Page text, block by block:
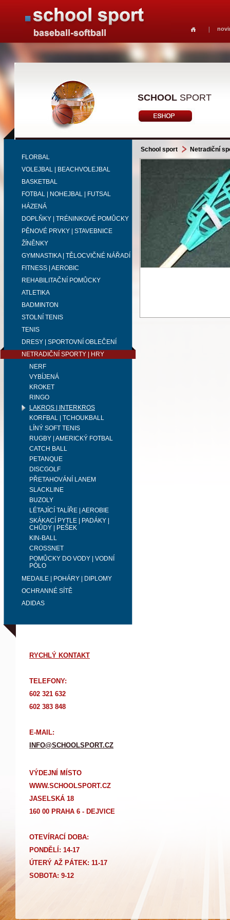
SCHOOL SPORT
FLORBAL
VOLEJBAL | BEACHVOLEJBAL
BASKETBAL
FOTBAL | NOHEJBAL | FUTSAL
HÁZENÁ
DOPLŇKY | TRÉNINKOVÉ POMŮCKY
PĚNOVÉ PRVKY | STAVEBNICE
ŽÍNĚNKY
GYMNASTIKA | TĚLOCVIČNÉ NÁŘADÍ
FITNESS | AEROBIC
REHABILITAČNÍ POMŮCKY
ATLETIKA
BADMINTON
STOLNÍ TENIS
TENIS
DRESY | SPORTOVNÍ OBLEČENÍ
NETRADIČNÍ SPORTY | HRY
NERF
VYBÍJENÁ
KROKET
RINGO
LAKROS | INTERKROS
KORFBAL | TCHOUKBALL
LÍNÝ SOFT TENIS
RUGBY | AMERICKÝ FOTBAL
CATCH BALL
PETANQUE
DISCGOLF
PŘETAHOVÁNÍ LANEM
SLACKLINE
BUZOLY
LÉTAJÍCÍ TALÍŘE | AEROBIE
SKÁKACÍ PYTLE | PADÁKY |
CHŮDY | PEŠEK
KIN-BALL
CROSSNET
POMŮCKY DO VODY | VODNÍ
PÓLO
MEDAILE | POHÁRY | DIPLOMY
OCHRANNÉ SÍTĚ
ADIDAS
RYCHLÝ KONTAKT
TELEFONY:
602 321 632
602 383 848
E-MAIL:
INFO@SCHOOLSPORT.CZ
VÝDEJNÍ MÍSTO
WWW.SCHOOLSPORT.CZ
JASELSKÁ 18
160 00 PRAHA 6 - DEJVICE
OTEVÍRACÍ DOBA:
PONDĚLÍ: 14-17
ÚTERÝ AŽ PÁTEK: 11-17
SOBOTA: 9-12
School sport Netradiční